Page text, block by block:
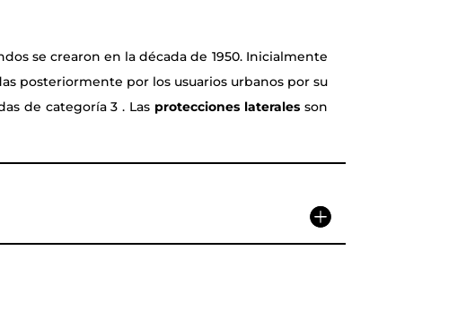
se crearon en la década de 1950. Inicialmente
posteriormente por los usuarios urbanos por su
de categoría 3 . Las protecciones lateralesson